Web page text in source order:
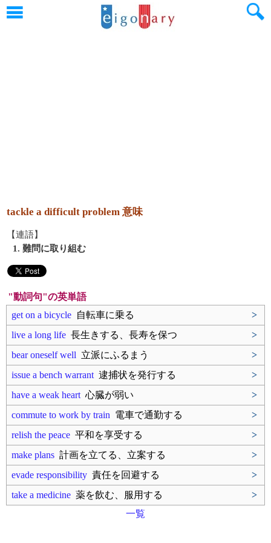
tackle a difficult problem 意味
【連語】
1. 難問に取り組む
"動詞句"の英単語
get on a bicycle 自転車に乗る
>
live a long life 長生きする、長寿を保つ
>
bear oneself well 立派にふるまう
>
issue a bench warrant 逮捕状を発行する
>
have a weak heart 心臓が弱い
>
commute to work by train 電車で通勤する
>
relish the peace 平和を享受する
>
make plans 計画を立てる、立案する
>
evade responsibility 責任を回避する
>
take a medicine 薬を飲む、服用する
>
一覧